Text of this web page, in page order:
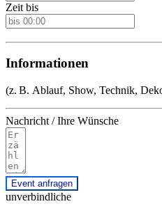
Zeit bis
Informationen
(z. B. Ablauf, Show, Technik,
Nachricht / Ihre Wünsche
Event anfragen
unverbindliche